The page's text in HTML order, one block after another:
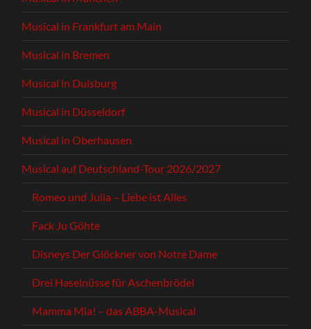
Musical in Frankfurt am Main
Musical in Bremen
Musical in Duisburg
Musical in Düsseldorf
Musical in Oberhausen
Musical auf Deutschland-Tour 2026/2027
Romeo und Julia – Liebe ist Alles
Fack Ju Göhte
Disneys Der Glöckner von Notre Dame
Drei Haselnüsse für Aschenbrödel
Mamma Mia! – das ABBA-Musical